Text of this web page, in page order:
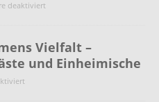
deaktiviert
Vielfalt –
und Einheimische